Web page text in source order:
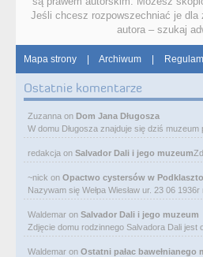
Jeśli chcesz rozpowszechniać je
autora – szukaj
Mapa strony | Archiwum |
Ostatnie komentarze
Zuzanna on Dom Jana Długosza
W domu Długosza znajduje się dziś muzeum
redakcja on Salvador Dali i jego muzeum
~nick on Opactwo cystersów w
Nazywam się Wełpa Wiesław ur. 23 06 1936r
Waldemar on Salvador Dali i jego muzeum
Zdjęcie domu rodzinnego Salvadora Dali jest
Waldemar on Ostatni pałac bawełnianego